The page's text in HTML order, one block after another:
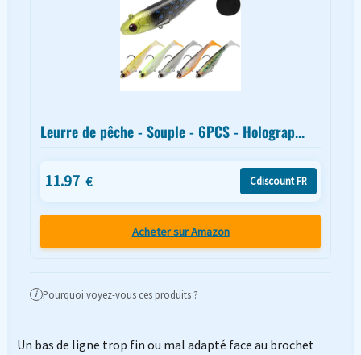
Leurre de pêche - Souple - 6PCS - Holograp...
11.97 € Cdiscount FR
Acheter sur Amazon
i Pourquoi voyez-vous ces produits ?
Un bas de ligne trop fin ou mal adapté face au brochet